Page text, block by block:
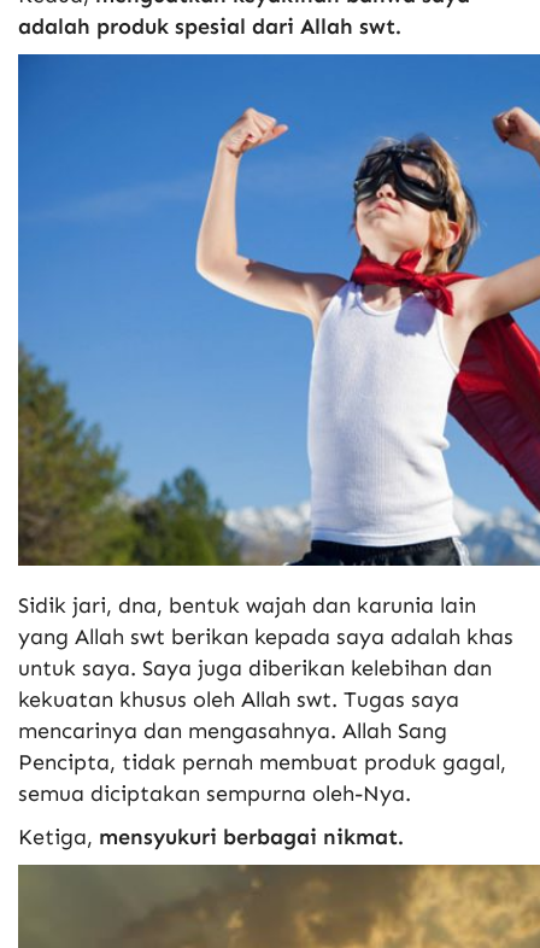
adalah produk spesial dari Allah swt.
Sidik jari, dna, bentuk wajah dan karunia lain
yang Allah swt berikan kepada saya adalah khas
untuk saya. Saya juga diberikan kelebihan dan
kekuatan khusus oleh Allah swt. Tugas saya
mencarinya dan mengasahnya. Allah Sang
Pencipta, tidak pernah membuat produk gagal,
semua diciptakan sempurna oleh-Nya.
Ketiga, mensyukuri berbagai nikmat.